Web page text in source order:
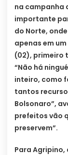
na campanha
importante
do Norte,
apenas em
(02), primeiro
“Não há
inteiro, como
tantos
Bolsonaro”,
prefeitos vão
preservem”.
Para